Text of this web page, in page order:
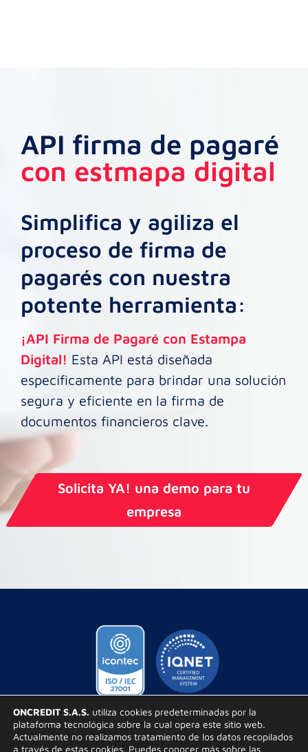
API firma de pagaré
con estmapa digital
Simplifica y agiliza el
proceso de firma de
pagarés con nuestra
potente herramienta:
¡API Firma de Pagaré con Estampa
Digital! Esta API está diseñada
específicamente para brindar una solución
segura y eficiente en la firma de
documentos financieros clave.
Solicita YA! una demo para tu
empresa
Términos Jurídicos
ONCREDIT S.A.S. utiliza cookies predeterminadas por la
plataforma tecnológica sobre la cual opera este sitio web.
Actualmente no realizamos tratamiento de los datos recopilados
a través de estas cookies. Puedes conocer más sobre las